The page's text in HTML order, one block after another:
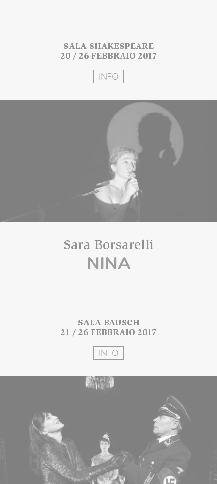
SALA SHAKESPEARE
20 / 26 FEBBRAIO 2017
INFO
Sara Borsarelli
NINA
SALA BAUSCH
21 / 26 FEBBRAIO 2017
INFO